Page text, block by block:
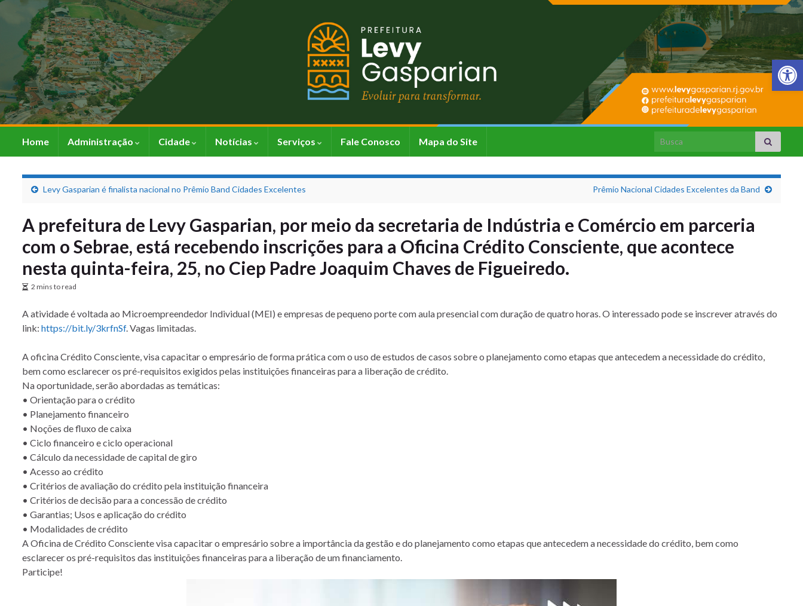
Barra de
Home Administração Cidade Notícias Serviços Fale Conosco Mapa do Site Search for:
Levy Gasparian é finalista nacional no Prêmio Band Cidades Excelentes Prêmio Nacional Cidades Excelentes da Band
A prefeitura de Levy Gasparian, por meio da secretaria de Indústria e Comércio em parceria
com o Sebrae, está recebendo inscrições para a Oficina Crédito Consciente, que acontece
nesta quinta-feira, 25, no Ciep Padre Joaquim Chaves de Figueiredo.
2 mins to read
A atividade é voltada ao Microempreendedor Individual (MEI) e empresas de pequeno porte com aula presencial com duração de quatro horas. O interessado pode se inscrever através do
link: https://bit.ly/3krfnSf. Vagas limitadas.
A oficina Crédito Consciente, visa capacitar o empresário de forma prática com o uso de estudos de casos sobre o planejamento como etapas que antecedem a necessidade do crédito,
bem como esclarecer os pré-requisitos exigidos pelas instituições financeiras para a liberação de crédito.
Na oportunidade, serão abordadas as temáticas:
• Orientação para o crédito
• Planejamento financeiro
• Noções de fluxo de caixa
• Ciclo financeiro e ciclo operacional
• Cálculo da necessidade de capital de giro
• Acesso ao crédito
• Critérios de avaliação do crédito pela instituição financeira
• Critérios de decisão para a concessão de crédito
• Garantias; Usos e aplicação do crédito
• Modalidades de crédito
A Oficina de Crédito Consciente visa capacitar o empresário sobre a importância da gestão e do planejamento como etapas que antecedem a necessidade do crédito, bem como
esclarecer os pré-requisitos das instituições financeiras para a liberação de um financiamento.
Participe!